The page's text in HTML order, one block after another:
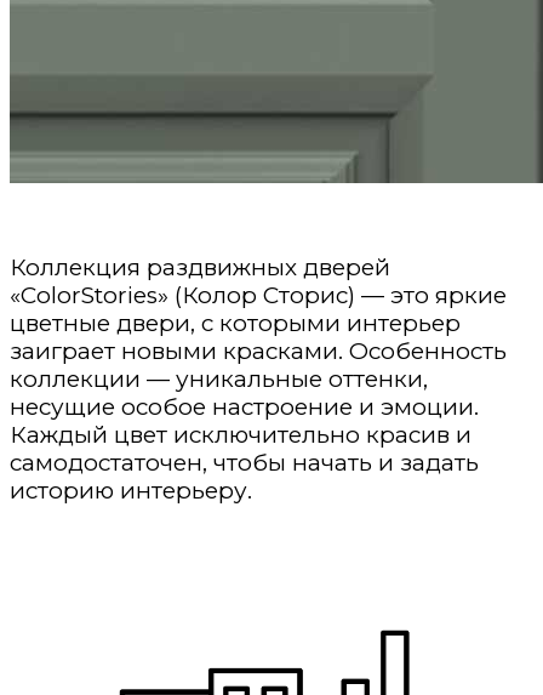
Коллекция раздвижных дверей
«ColorStories» (Колор Сторис) — это яркие
цветные двери, с которыми интерьер
заиграет новыми красками. Особенность
коллекции — уникальные оттенки,
несущие особое настроение и эмоции.
Каждый цвет исключительно красив и
самодостаточен, чтобы начать и задать
историю интерьеру.